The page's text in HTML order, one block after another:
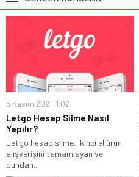
5 Kasım 2021 11:02
Letgo Hesap Silme Nasıl
Yapılır?
Letgo hesap silme, ikinci el ürün
alışverişini tamamlayan ve
bundan...